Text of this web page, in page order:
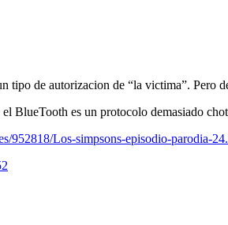
de autorizacion de “la victima”. Pero
BlueTooth es un protocolo demasiado
952818/Los-simpsons-episodio-parodia-